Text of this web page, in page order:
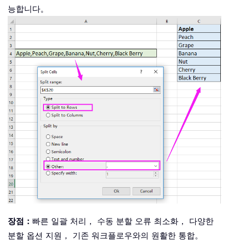
능합니다。
장점： 빠른 일괄 처리， 수동 분할 오류 최소화， 다양한
분할 옵션 지원， 기존 워크플로우와의 원활한 통합。